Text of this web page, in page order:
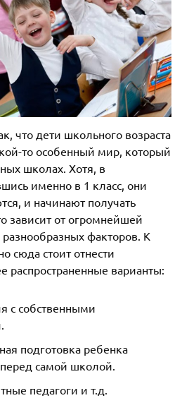
что дети школьного возраста
то особенный мир, который
школах. Хотя, в
именно в 1 класс, они
и начинают получать
зависит от огромнейшей
факторов. К
сюда стоит отнести
варианты:
с собственными
подготовка ребенка
самой школой.
педагоги и т.д.